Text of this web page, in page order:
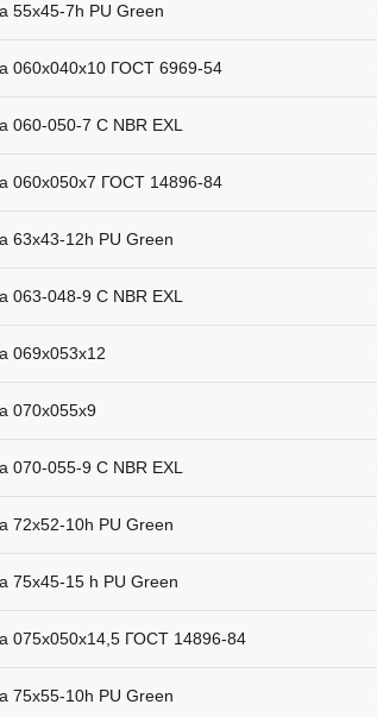
55x45-7h PU Green
060х040х10 ГОСТ 6969-54
060-050-7 C NBR EXL
060х050х7 ГОСТ 14896-84
63х43-12h PU Green
063-048-9 C NBR EXL
069х053х12
070х055х9
070-055-9 C NBR EXL
72х52-10h PU Green
75х45-15 h PU Green
075х050х14,5 ГОСТ 14896-84
75х55-10h PU Green